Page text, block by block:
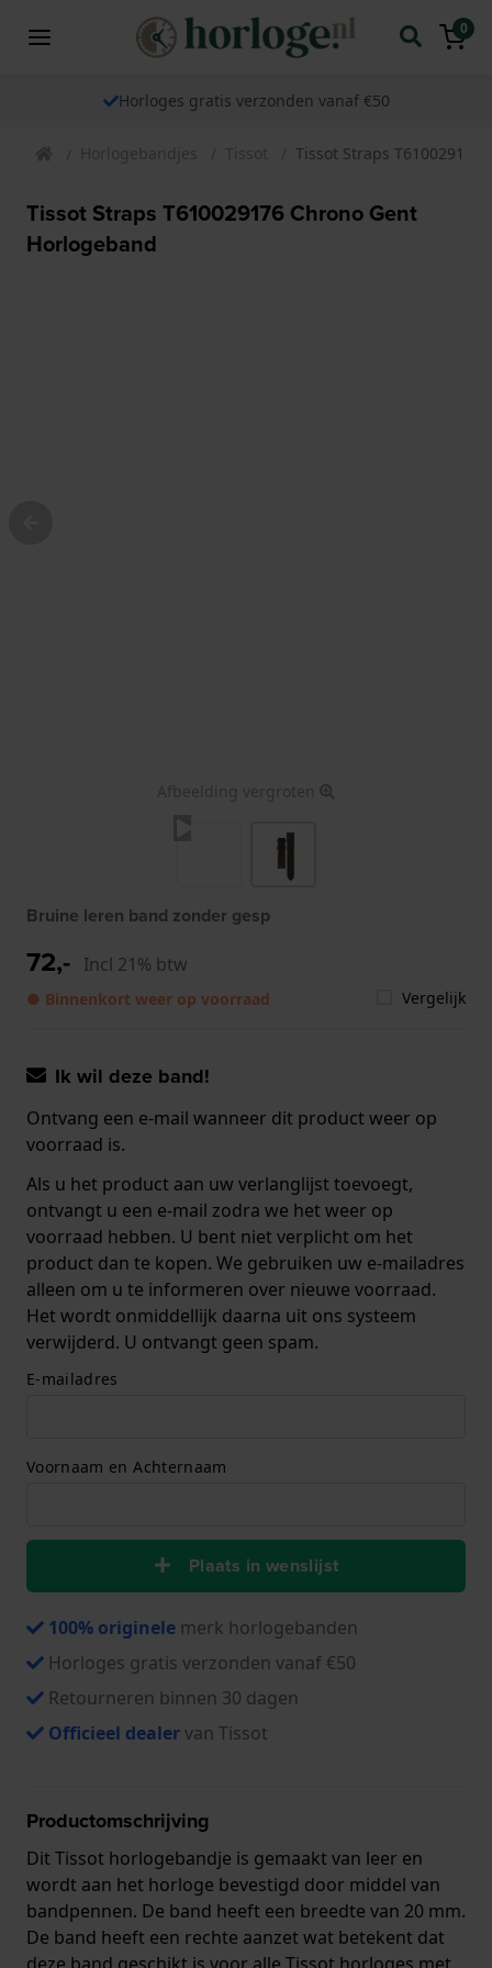
0
Horloges gratis verzonden vanaf €50
Horlogebandjes Tissot Tissot Straps
Tissot Straps T610029176 Chrono Gent
Horlogeband
Afbeelding vergroten
Bruine leren band zonder gesp
72,- Incl 21% btw
● Binnenkort weer op voorraad Vergelijk
Ik wil deze band!
Ontvang een e-mail wanneer dit product weer op
voorraad is.
Als u het product aan uw verlanglijst toevoegt,
ontvangt u een e-mail zodra we het weer op
voorraad hebben. U bent niet verplicht om het
product dan te kopen. We gebruiken uw e-mailadres
alleen om u te informeren over nieuwe voorraad.
Het wordt onmiddellijk daarna uit ons systeem
verwijderd. U ontvangt geen spam.
E-mailadres
Voornaam en Achternaam
Plaats in wenslijst
100% originele merk horlogebanden
Horloges gratis verzonden vanaf €50
Retourneren binnen 30 dagen
Officieel dealervan Tissot
Productomschrijving
Dit Tissot horlogebandje is gemaakt van leer en
wordt aan het horloge bevestigd door middel van
bandpennen. De band heeft een breedte van 20 mm.
De band heeft een rechte aanzet wat betekent dat